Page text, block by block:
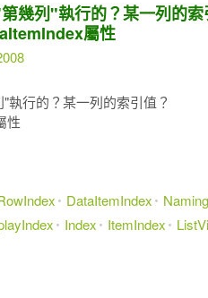
幾列"執行的？某一列的索
屬性
執行的？某一列的索引值？
性
DataItemIndex
Index ItemIndex